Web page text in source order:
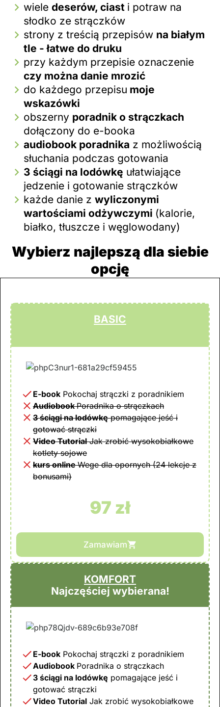
wiele deserów, ciast i potraw na
słodko ze strączków
strony z treścią przepisów na białym
tle - łatwe do druku
przy każdym przepisie oznaczenie
czy można danie mrozić
do każdego przepisu moje
wskazówki
obszerny poradnik o strączkach
dołączony do e-booka
audiobook poradnika z możliwością
słuchania podczas gotowania
3 ściągi na lodówkę ułatwiające
jedzenie i gotowanie strączków
każde danie z wyliczonymi
wartościami odżywczymi (kalorie,
białko, tłuszcze i węglowodany)
Wybierz najlepszą dla siebie
opcję
BASIC
E-book Pokochaj strączki z poradnikiem
AudiobookPoradnika o strączkach
3 ściągi na lodówkępomagające jeść i
gotować strączki
Video TutorialJak zrobić wysokobiałkowe
kotlety sojowe
kurs onlineWege dla opornych (24 lekcje z
bonusami)
97 zł
Zamawiam
KOMFORT
Najczęściej wybierana!
E-book Pokochaj strączki z poradnikiem
Audiobook Poradnika o strączkach
3 ściągi na lodówkę pomagające jeść i
gotować strączki
Video Tutorial Jak zrobić wysokobiałkowe